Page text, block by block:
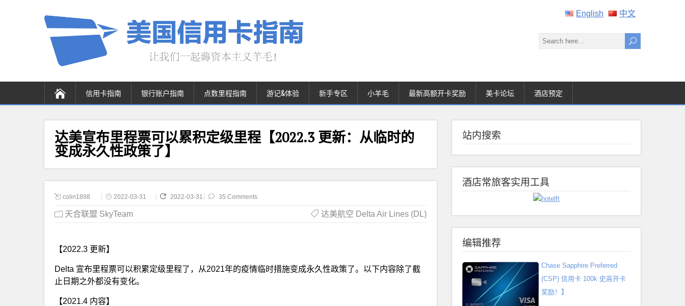
English 中文
信用卡指南 银行账户指南 点数里程指南 游记&体验 新手专区 小羊毛 最新高额开卡奖励 美卡论坛 酒店预定
达美宣布里程票可以累积定级里程【2022.3 更新：从临时的
变成永久性政策了】
colin1898 2022-03-31 2022-03-31 35 Comments
天合联盟 SkyTeam 达美航空 Delta Air Lines (DL)
【2022.3 更新】
Delta 宣布里程票可以积累定级里程了，从2021年的疫情临时措施变成永久性政策了。以下内容除了截
止日期之外都没有变化。
【2021.4 内容】
站内搜索
酒店常旅客实用工具
编辑推荐
Chase Sapphire Preferred
(CSP) 信用卡 100k 史高开卡
奖励！】